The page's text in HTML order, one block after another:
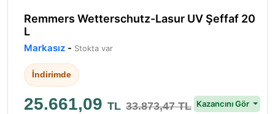
Remmers Wetterschutz-Lasur UV Şeffaf 20
L
Markasız - Stokta var
İndirimde
25.661,09 TL 33.873,47 TL Kazancını Gör